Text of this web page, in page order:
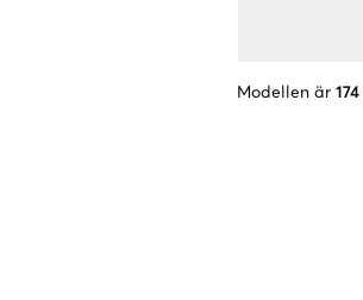
Modellen är 174